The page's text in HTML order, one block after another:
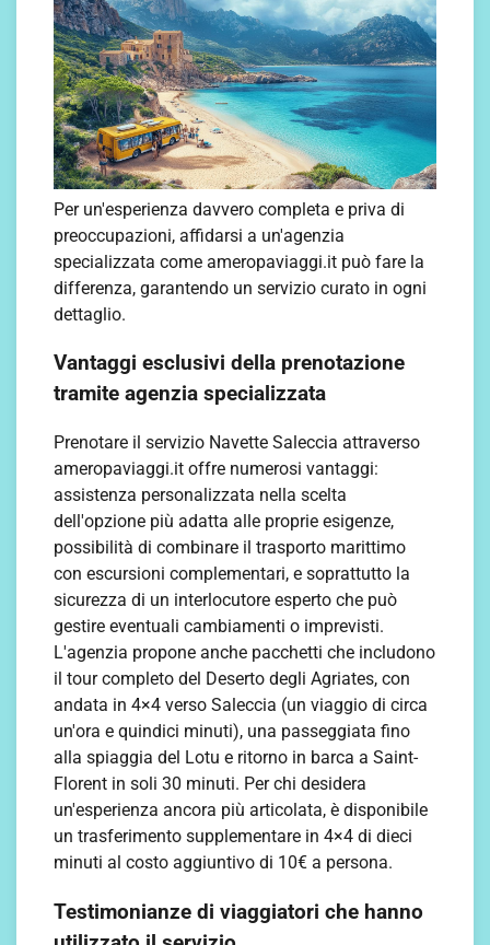
Per un'esperienza davvero completa e priva di
preoccupazioni, affidarsi a un'agenzia
specializzata come ameropaviaggi.it può fare la
differenza, garantendo un servizio curato in ogni
dettaglio.
Vantaggi esclusivi della prenotazione
tramite agenzia specializzata
Prenotare il servizio Navette Saleccia attraverso
ameropaviaggi.it offre numerosi vantaggi:
assistenza personalizzata nella scelta
dell'opzione più adatta alle proprie esigenze,
possibilità di combinare il trasporto marittimo
con escursioni complementari, e soprattutto la
sicurezza di un interlocutore esperto che può
gestire eventuali cambiamenti o imprevisti.
L'agenzia propone anche pacchetti che includono
il tour completo del Deserto degli Agriates, con
andata in 4×4 verso Saleccia (un viaggio di circa
un'ora e quindici minuti), una passeggiata fino
alla spiaggia del Lotu e ritorno in barca a Saint-
Florent in soli 30 minuti. Per chi desidera
un'esperienza ancora più articolata, è disponibile
un trasferimento supplementare in 4×4 di dieci
minuti al costo aggiuntivo di 10€ a persona.
Testimonianze di viaggiatori che hanno